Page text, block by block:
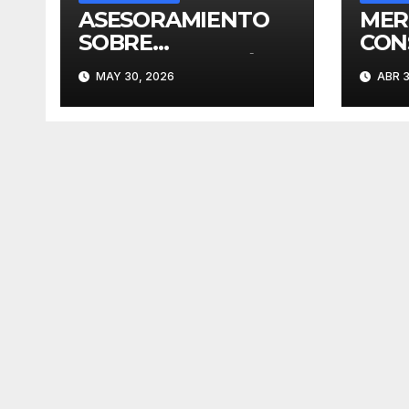
ASESORAMIENTO
SOBRE
REGULARIZACIÓN
DOMINIAL
MAY 30, 2026
UN
EL
ABR